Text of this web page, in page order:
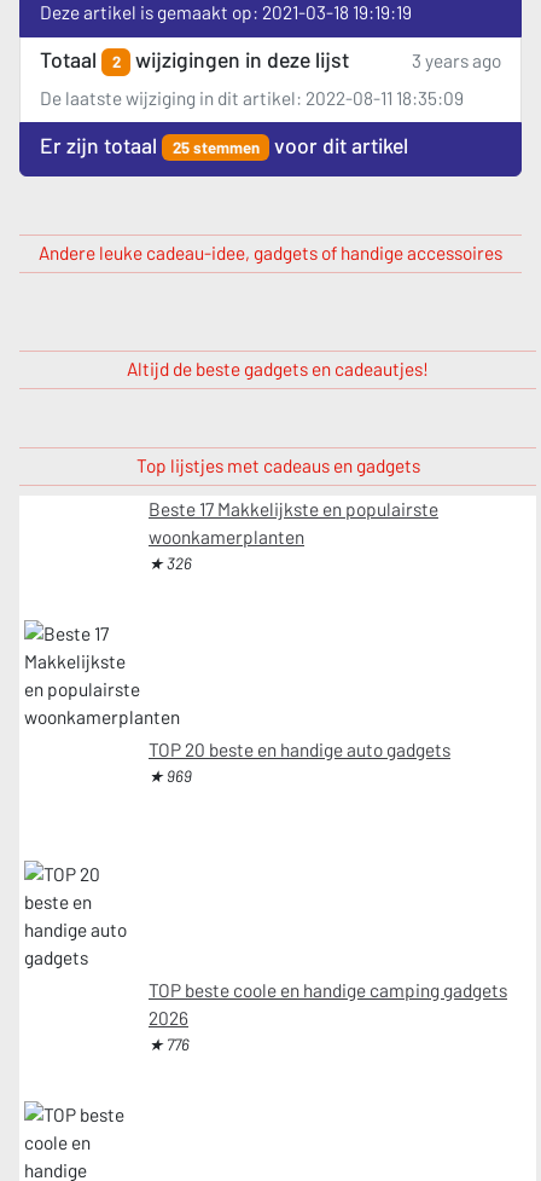
Deze artikel is gemaakt op: 2021-03-18 19:19:19
Totaal 2 wijzigingen in deze lijst
3 years ago
De laatste wijziging in dit artikel: 2022-08-11 18:35:09
Er zijn totaal 25 stemmen voor dit artikel
Andere leuke cadeau-idee, gadgets of handige accessoires
Altijd de beste gadgets en cadeautjes!
Top lijstjes met cadeaus en gadgets
Beste 17 Makkelijkste en populairste
woonkamerplanten
★ 326
TOP 20 beste en handige auto gadgets
★ 969
TOP beste coole en handige camping gadgets
2026
★ 776